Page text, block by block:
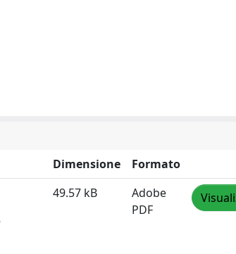
Dimensione
Formato
49.57 kB
Adobe
PDF